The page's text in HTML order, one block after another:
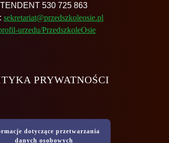
530 725 863
sekretariat@przedszkoleosie.pl
urzedu/PrzedszkoleOsie
PRYWATNOŚCI
dotyczące przetwarzania
danych osobowych